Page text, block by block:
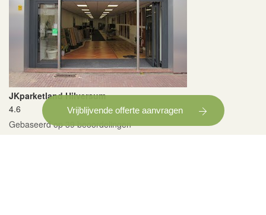
Vrijblijvende offerte aanvragen
JKparketland Hilversum
4.6
Gebaseerd op 39 beoordelingen